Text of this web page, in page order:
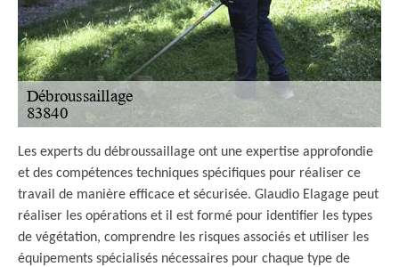
Les experts du débroussaillage ont une expertise approfondie
et des compétences techniques spécifiques pour réaliser ce
travail de manière efficace et sécurisée. Glaudio Elagage peut
réaliser les opérations et il est formé pour identifier les types
de végétation, comprendre les risques associés et utiliser les
équipements spécialisés nécessaires pour chaque type de